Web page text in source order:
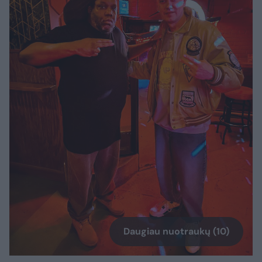
Daugiau nuotraukų (10)